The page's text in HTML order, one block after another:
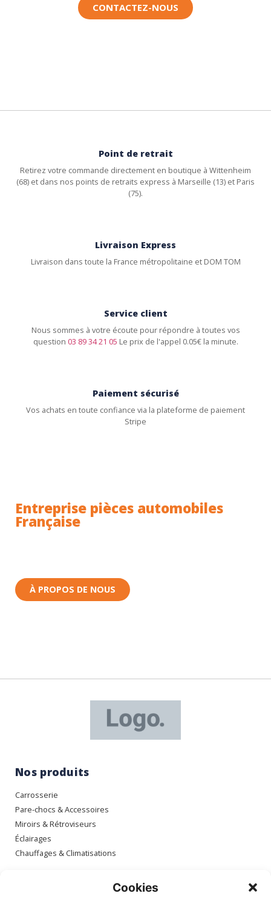
Cookies
CONTACTEZ-NOUS
Point de retrait
Retirez votre commande directement en boutique à Wittenheim
(68) et dans nos points de retraits express à Marseille (13) et Paris
(75).
Livraison Express
Livraison dans toute la France métropolitaine et DOM TOM
Service client
Nous sommes à votre écoute pour répondre à toutes vos
question 03 89 34 21 05 Le prix de l'appel 0.05€ la minute.
Paiement sécurisé
Vos achats en toute confiance via la plateforme de paiement
Stripe
Entreprise pièces automobiles
Française
À PROPOS DE NOUS
Nos produits
Carrosserie
Pare-chocs & Accessoires
Miroirs & Rétroviseurs
Éclairages
Chauffages & Climatisations